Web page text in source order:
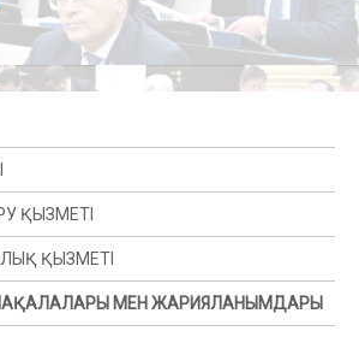
ҚЫЗМЕТІ
ҚЫЗМЕТІ
МЕН ЖАРИЯЛАНЫМДАРЫ